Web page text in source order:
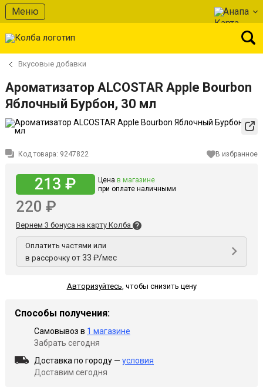
Меню Анапа
Вкусовые добавки
Ароматизатор ALCOSTAR Apple Bourbon
Яблочный Бурбон, 30 мл
Код товара: 9247822 В избранное
213 ₽ Цена в магазине
при оплате наличными
220 ₽
Вернем 3 бонуса на карту Колба
Оплатить частями или
в рассрочку от 33 ₽/мес
Авторизуйтесь, чтобы снизить цену
Способы получения:
Самовывоз в 1 магазине
Забрать сегодня
Доставка по городу — условия
Доставим сегодня